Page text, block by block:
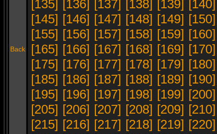
Back
[135] [136] [137] [138] [139] [140]
[145] [146] [147] [148] [149] [150]
[155] [156] [157] [158] [159] [160]
[165] [166] [167] [168] [169] [170]
[175] [176] [177] [178] [179] [180]
[185] [186] [187] [188] [189] [190]
[195] [196] [197] [198] [199] [200]
[205] [206] [207] [208] [209] [210]
[215] [216] [217] [218] [219] [220]